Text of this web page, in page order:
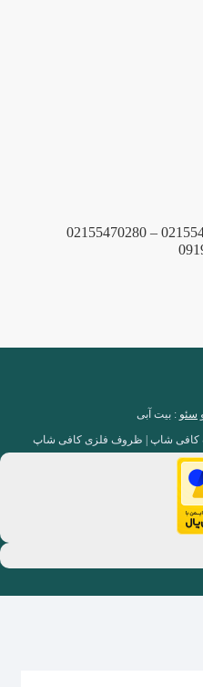
سئو : بیت آبی
کافی شاپ | ظروف فلزی کافی شاپ